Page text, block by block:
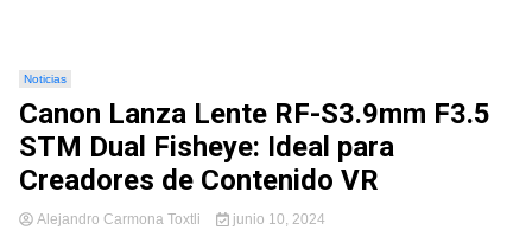
Noticias
Canon Lanza Lente RF-S3.9mm F3.5
STM Dual Fisheye: Ideal para
Creadores de Contenido VR
Alejandro Carmona Toxtli junio 10, 2024